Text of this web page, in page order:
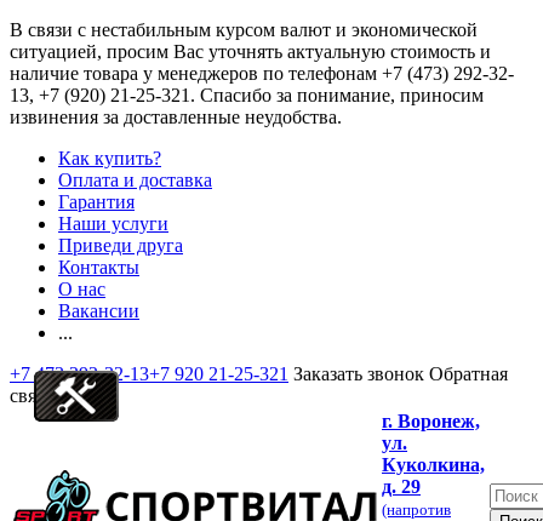
В связи с нестабильным курсом валют и экономической
ситуацией, просим Вас уточнять актуальную стоимость и
наличие товара у менеджеров по телефонам +7 (473) 292-32-
13, +7 (920) 21-25-321 . Спасибо за понимание, приносим
извинения за доставленные неудобства.
Как купить?
Оплата и доставка
Гарантия
Наши услуги
Приведи друга
Контакты
О нас
Вакансии
...
+7 473 292-32-13+7 920 21-25-321 Заказать звонок Обратная
связь
г. Воронеж,
ул.
Куколкина,
д. 29
(напротив